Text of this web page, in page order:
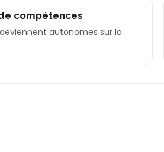
compétences
autonomes sur la